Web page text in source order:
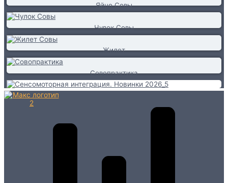
Яйцо Совы
Чулок Совы
Жилет
Совопрактика